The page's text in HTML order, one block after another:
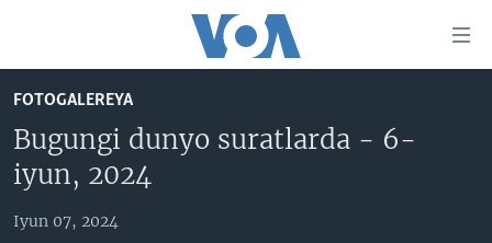
boring
Boshiga
Qidiruvga
o'ting
AMERIKA
MARKAZIY OSIYO
XALQARO
FOTOGALEREYA
Bugungi dunyo suratlarda - 6-
iyun, 2024
Iyun 07, 2024